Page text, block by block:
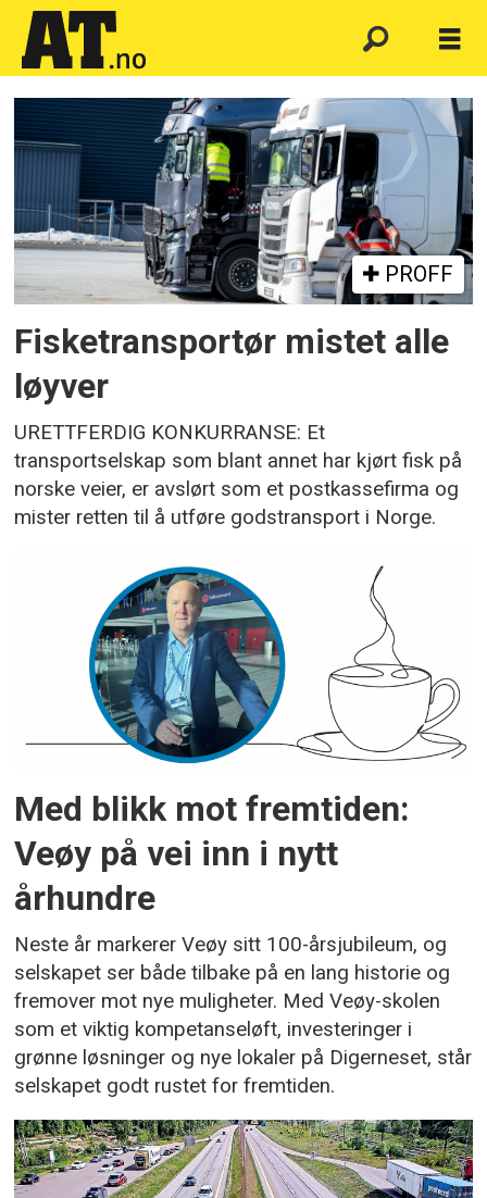
Emne:
godstransport
PROFF
Fisketransportør mistet alle
løyver
URETTFERDIG KONKURRANSE: Et
transportselskap som blant annet har kjørt fisk på
norske veier, er avslørt som et postkassefirma og
mister retten til å utføre godstransport i Norge.
Med blikk mot fremtiden:
Veøy på vei inn i nytt
århundre­
Neste år markerer Veøy sitt 100-årsjubileum, og
selskapet ser både tilbake på en lang historie og
fremover mot nye muligheter. Med Veøy-skolen
som et viktig kompetanseløft, investeringer i
grønne løsninger og nye lokaler på Digerneset, står
selskapet godt rustet for fremtiden.